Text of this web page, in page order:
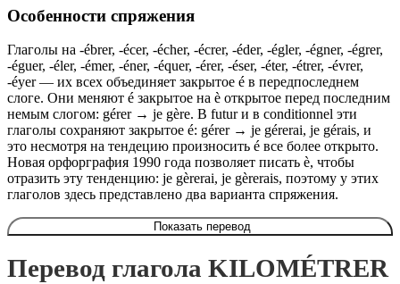
Особенности спряжения
Глаголы на -ébrer, -écer, -écher, -écrer, -éder, -égler, -égner, -égrer,
-éguer, -éler, -émer, -éner, -équer, -érer, -éser, -éter, -étrer, -évrer,
-éyer — их всех объединяет закрытое é в передпоследнем
слоге. Они меняют é закрытое на è открытое перед последним
немым слогом: gérer → je gère. В futur и в conditionnel эти
глаголы сохраняют закрытое é: gérer → je gérerai, je gérais, и
это несмотря на тендецию произносить é все более открыто.
Новая орфорграфия 1990 года позволяет писать è, чтобы
отразить эту тенденцию: je gèrerai, je gèrerais, поэтому у этих
глаголов здесь представлено два варианта спряжения.
Показать перевод
Перевод глагола KILOMÉTRER